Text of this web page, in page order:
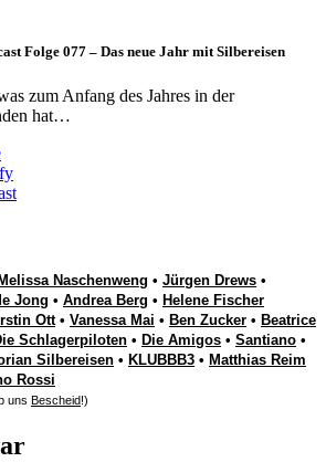
Folge 077 – Das neue Jahr mit Silbereisen
zum Anfang des Jahres in der
hat…
Melissa Naschenweng • Jürgen Drews •
Jong • Andrea Berg • Helene Fischer
Ott• Vanessa Mai • Ben Zucker • Beatrice
Schlagerpiloten • Die Amigos • Santiano •
Silbereisen • KLUBBB3 • Matthias Reim
Rossi
uns Bescheid!)